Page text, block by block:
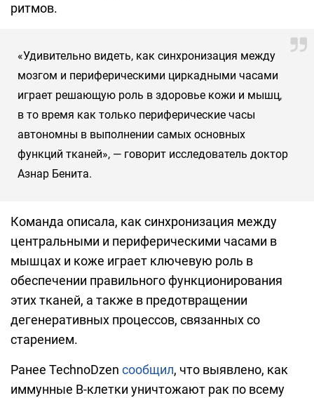
ритмов.
«Удивительно видеть, как синхронизация между
мозгом и периферическими циркадными часами
играет решающую роль в здоровье кожи и мышц,
в то время как только периферические часы
автономны в выполнении самых основных
функций тканей», — говорит исследователь доктор
Азнар Бенита.
Команда описала, как синхронизация между
центральными и периферическими часами в
мышцах и коже играет ключевую роль в
обеспечении правильного функционирования
этих тканей, а также в предотвращении
дегенеративных процессов, связанных со
старением.
Ранее TechnoDzen сообщил, что выявлено, как
иммунные В-клетки уничтожают рак по всему